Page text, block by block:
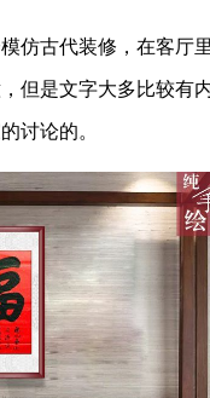
仿古代装修，在客厅
但是文字大多比较有
讨论的。